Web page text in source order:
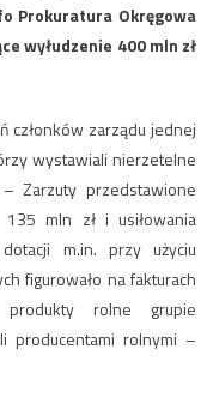
Prokuratura Okręgowa
wyłudzenie 400 mln zł
członków zarządu jednej
wystawiali nierzetelne
Zarzuty przedstawione
mln zł i usiłowania
m.in. przy użyciu
figurowało na fakturach
rolne grupie
producentami rolnymi –